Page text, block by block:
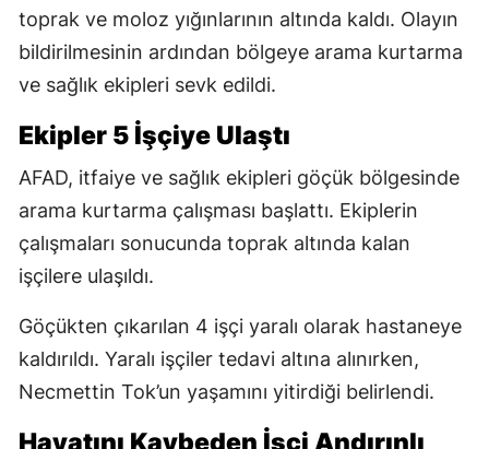
toprak ve moloz yığınlarının altında kaldı. Olayın
bildirilmesinin ardından bölgeye arama kurtarma
ve sağlık ekipleri sevk edildi.
Ekipler 5 İşçiye Ulaştı
AFAD, itfaiye ve sağlık ekipleri göçük bölgesinde
arama kurtarma çalışması başlattı. Ekiplerin
çalışmaları sonucunda toprak altında kalan
işçilere ulaşıldı.
Göçükten çıkarılan 4 işçi yaralı olarak hastaneye
kaldırıldı. Yaralı işçiler tedavi altına alınırken,
Necmettin Tok’un yaşamını yitirdiği belirlendi.
Hayatını Kaybeden İşçi Andırınlı